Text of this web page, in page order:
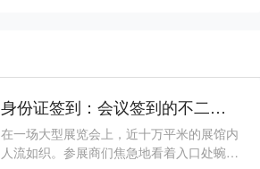
身份证签到：会议签到的不二之选
在一场大型展览会上，近十万平米的展馆内
人流如织。参展商们焦急地看着入口处蜿蜒